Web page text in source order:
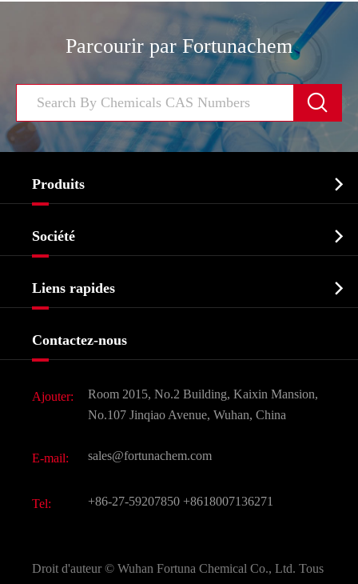
Parcourir par Fortunachem

Produits 
Biochimique
Produits agrochimiques et intermédiaires
Ingrédients cosmétiques
Saveurs et parfums
CAS chimiques
Société 
Liens rapides 
Contactez-nous
Ajouter:
Room 2015, No.2 Building, Kaixin Mansion,
No.107 Jinqiao Avenue, Wuhan, China
E-mail: sales@fortunachem.com
Tel: +86-27-59207850 +8618007136271
Droit d'auteur © Wuhan Fortuna Chemical Co., Ltd. Tous